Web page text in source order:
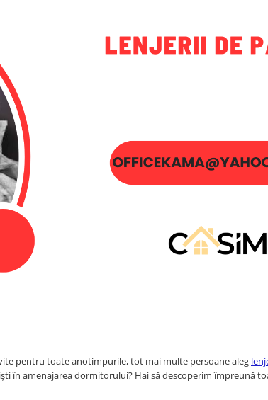
pentru toate anotimpurile, tot mai multe persoane aleg
în amenajarea dormitorului? Hai să descoperim împreună